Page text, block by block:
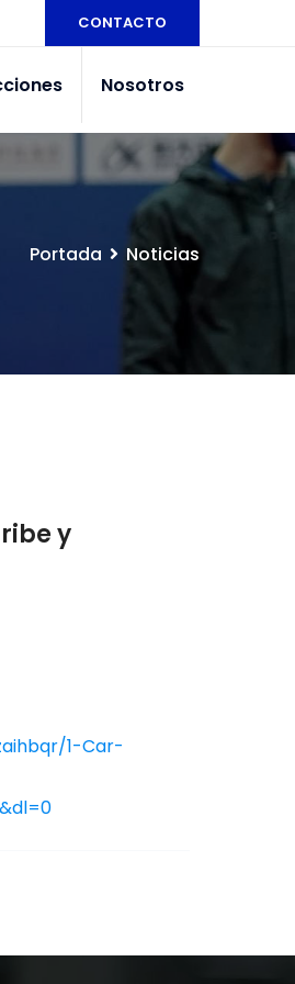
CONTACTO
Nosotros
Portada Noticias
y
1-Car-